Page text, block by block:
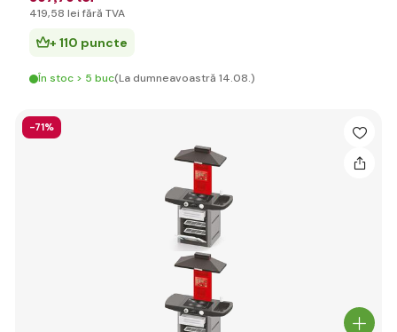
419,58 lei fără TVA
+ 110 puncte
În stoc > 5 buc(La dumneavoastră 14.08.)
-71%